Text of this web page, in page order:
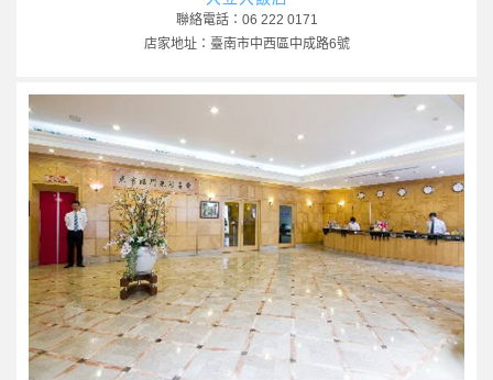
聯絡電話：06 222 0171
店家地址：臺南市中西區中成路6號